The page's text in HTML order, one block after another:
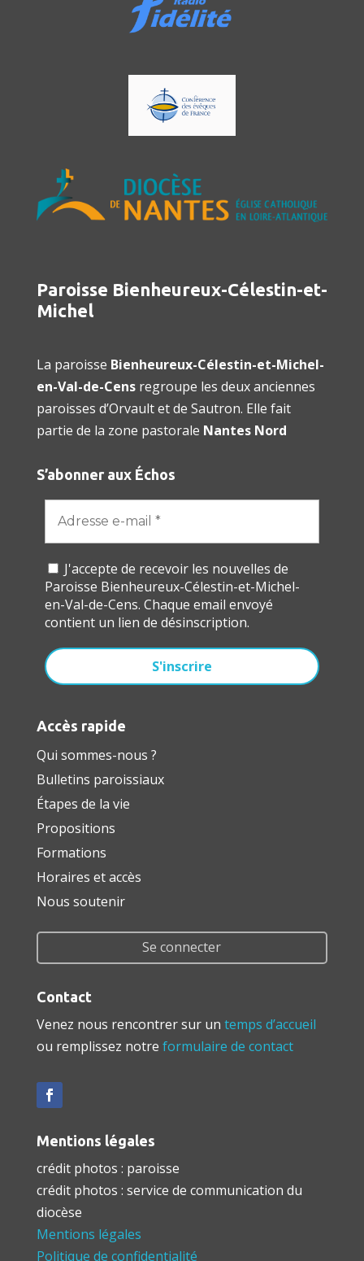
Paroisse Bienheureux-Célestin-et-
Michel
La paroisse Bienheureux-Célestin-et-Michel-
en-Val-de-Censregroupe les deux anciennes
paroisses d’Orvault et de Sautron. Elle fait
partie de la zone pastorale Nantes Nord
S’abonner aux Échos
J'accepte de recevoir les nouvelles de
Paroisse Bienheureux-Célestin-et-Michel-
en-Val-de-Cens. Chaque email envoyé
contient un lien de désinscription.
Accès rapide
Qui sommes-nous ?
Bulletins paroissiaux
Étapes de la vie
Propositions
Formations
Horaires et accès
Nous soutenir
Se connecter
Contact
Venez nous rencontrer sur un temps d’accueil
ou remplissez notre formulaire de contact
Mentions légales
crédit photos : paroisse
crédit photos : service de communication du
diocèse
Mentions légales
Politique de confidentialité